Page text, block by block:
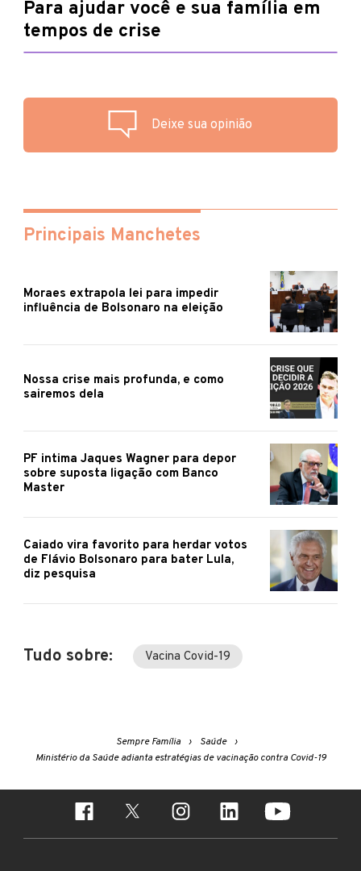
Para ajudar você e sua família em
tempos de crise
Deixe sua opinião
Principais Manchetes
Moraes extrapola lei para impedir
influência de Bolsonaro na eleição
Nossa crise mais profunda, e como
sairemos dela
PF intima Jaques Wagner para depor
sobre suposta ligação com Banco
Master
Caiado vira favorito para herdar votos
de Flávio Bolsonaro para bater Lula,
diz pesquisa
Tudo sobre: Vacina Covid-19
Sempre Família
Saúde
Ministério da Saúde adianta estratégias de vacinação contra Covid-19